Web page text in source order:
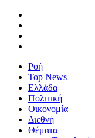
Ροή
Top News
Ελλάδα
Πολιτική
Οικονομία
Διεθνή
Θέματα